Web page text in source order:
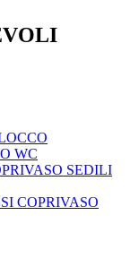
WC
SEDILI
COPRIVASO